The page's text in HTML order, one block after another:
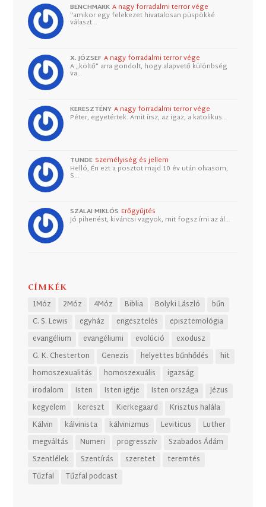
BENCHMARK A nagy forradalmi terror vége
"amikor egy felekezet hivatalosan püspökké
választ…
X. JÓZSEF A nagy forradalmi terror vége
A „költő” arra gondolt, hogy alapvető különbség
va…
KERESZTÉNY A nagy forradalmi terror vége
Péter, egyetértek. Amit írsz, az igaz, a katolikus…
TUNDE Személyiség és jellem
Helló, Én ezt a posztot majd 10 év után olvasom,
S…
SZALAI MIKLÓS Erőgyűjtés
Jó pihenést, kiváncsi vagyok, mit fogsz írni az ál…
CÍMKÉK
1Móz 2Móz 4Móz Biblia Bolyki László
bűn
C. S. Lewis
egyház engesztelés
episztemológia
evangélium
evangéliumi evolúció
exodusz
G. K. Chesterton
Genezis helyettes bűnhődés
hit
homoszexualitás
homoszexuális
igazság
irodalom
Isten Isten igéje Isten országa
Jézus
kegyelem
kereszt Kierkegaard
Krisztus halála
Kálvin
kálvinista kálvinizmus Leviticus
Luther
megváltás
Numeri progresszív
Szabados Ádám
Szentlélek
Szentírás szeretet
teremtés
Tűzfal
Tűzfal podcast